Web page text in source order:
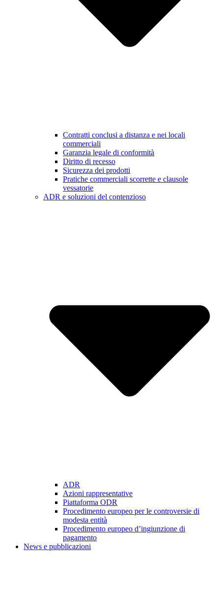
Contratti conclusi a distanza e nei locali
commerciali
Garanzia legale di conformità
Diritto di recesso
Sicurezza dei prodotti
Pratiche commerciali scorrette e clausole
vessatorie
ADR e soluzioni del contenzioso
ADR
Azioni rappresentative
Piattaforma ODR
Procedimento europeo per le controversie di
modesta entità
Procedimento europeo d’ingiunzione di
pagamento
News e pubblicazioni